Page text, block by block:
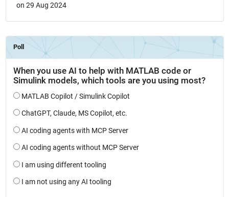
on 29 Aug 2024